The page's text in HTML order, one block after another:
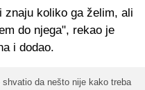
znaju koliko ga želim, ali
do njega", rekao je
i dodao.
shvatio da nešto nije kako treba